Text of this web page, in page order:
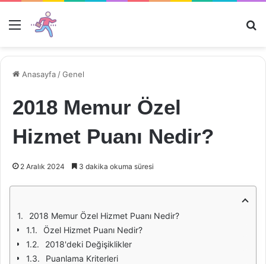
Menü
Anasayfa /Genel
2018 Memur Özel
Hizmet Puanı Nedir?
2 Aralık 2024 3 dakika okuma süresi
2018 Memur Özel Hizmet Puanı Nedir?
Özel Hizmet Puanı Nedir?
2018'deki Değişiklikler
Puanlama Kriterleri